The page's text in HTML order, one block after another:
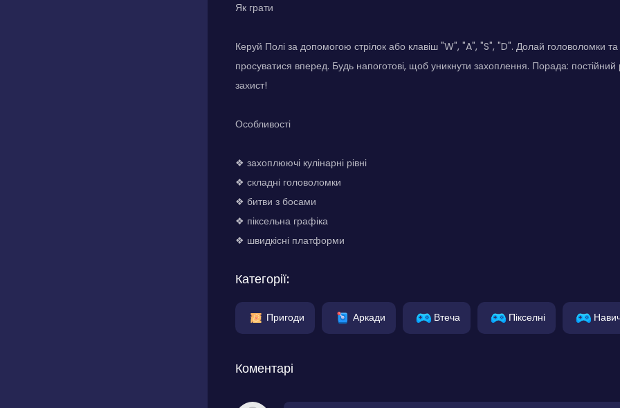
Як грати
Керуй Полі за допомогою стрілок або клавіш "W", "A", "S", "D". Долай головоломки
просуватися вперед. Будь напоготові, щоб уникнути захоплення. Порада:
захист!
Особливості
❖ захоплюючі кулінарні рівні
❖ складні головоломки
❖ битви з босами
❖ піксельна графіка
❖ швидкісні платформи
Категорії:
Пригоди Аркади Втеча Пікселні
Коментарі